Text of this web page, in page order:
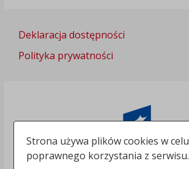
Deklaracja dostępności
Polityka prywatności
Strona używa plików cookies w celu
poprawnego korzystania z serwisu.